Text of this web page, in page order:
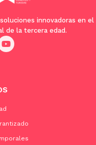
innovadoras en el
de la tercera edad.